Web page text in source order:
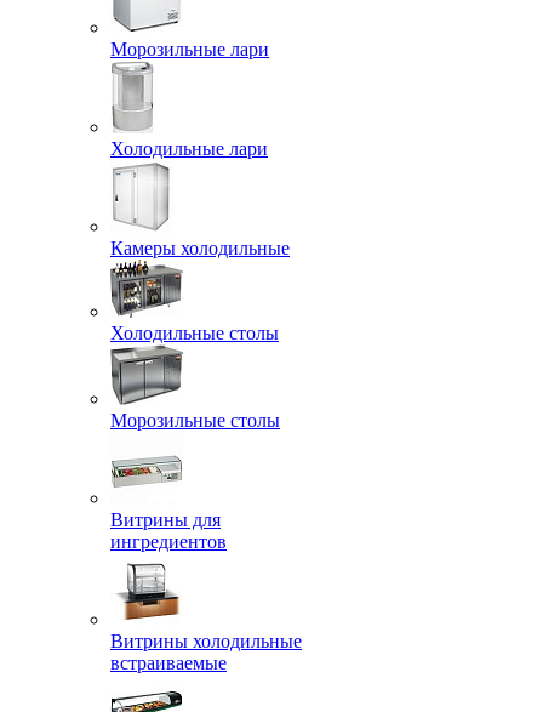
Морозильные лари
Холодильные лари
Камеры холодильные
Холодильные столы
Морозильные столы
Витрины для
ингредиентов
Витрины холодильные
встраиваемые